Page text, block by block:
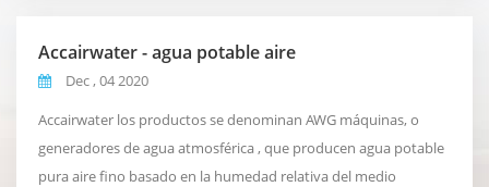
Accairwater - agua potable aire
Dec , 04 2020
Accairwater los productos se denominan AWG máquinas, o
generadores de agua atmosférica , que producen agua potable
pura aire fino basado en la humedad relativa del medio